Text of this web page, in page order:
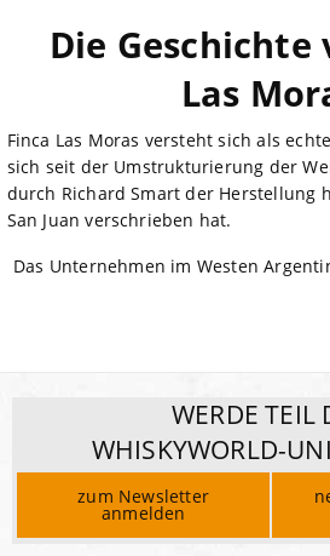
Die Geschichte
Las
Finca Las Moras versteht sich als
sich seit der Umstrukturierung der
durch Richard Smart der Herstellung
San Juan verschrieben hat.
Das Unternehmen im Westen
WERDE TEIL
WHISKYWORLD-
zum Newsletter
anmelden